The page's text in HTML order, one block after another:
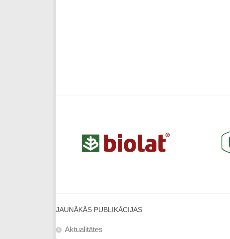
JAUNĀKĀS PUBLIKĀCIJAS
Aktualitātes